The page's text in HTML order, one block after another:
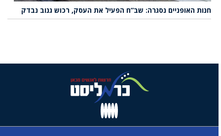
חנות האופניים נסגרה: שב”ח הפעיל את העסק, רכוש גנוב נבדק